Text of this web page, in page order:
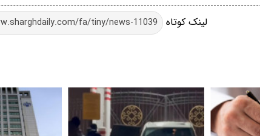
لینک کوتاه